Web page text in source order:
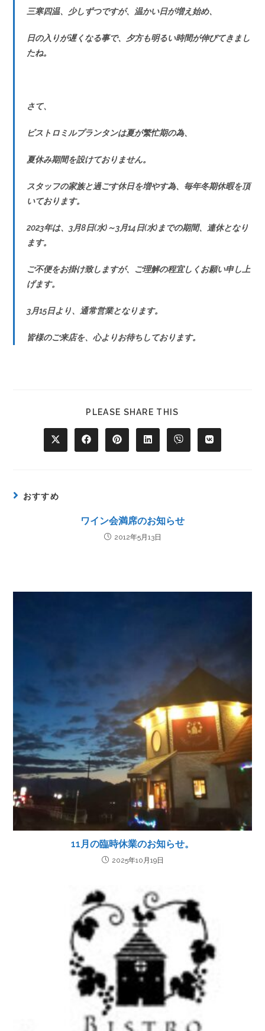
三寒四温、少しずつですが、温かい日が増え始め、
日の入りが遅くなる事で、夕方も明るい時間が伸びてきまし
たね。
さて、
ビストロミルプランタンは夏が繁忙期の為、
夏休み期間を設けておりません。
スタッフの家族と過ごす休日を増やす為、毎年冬期休暇を頂
いております。
2023年は、3月8日(水)～3月14日(水)までの期間、連休となり
ます。
ご不便をお掛け致しますが、ご理解の程宜しくお願い申し上
げます。
3月15日より、通常営業となります。
皆様のご来店を、心よりお待ちしております。
PLEASE SHARE THIS
おすすめ
ワイン会満席のお知らせ
2012年5月13日
11月の臨時休業のお知らせ。
2025年10月19日